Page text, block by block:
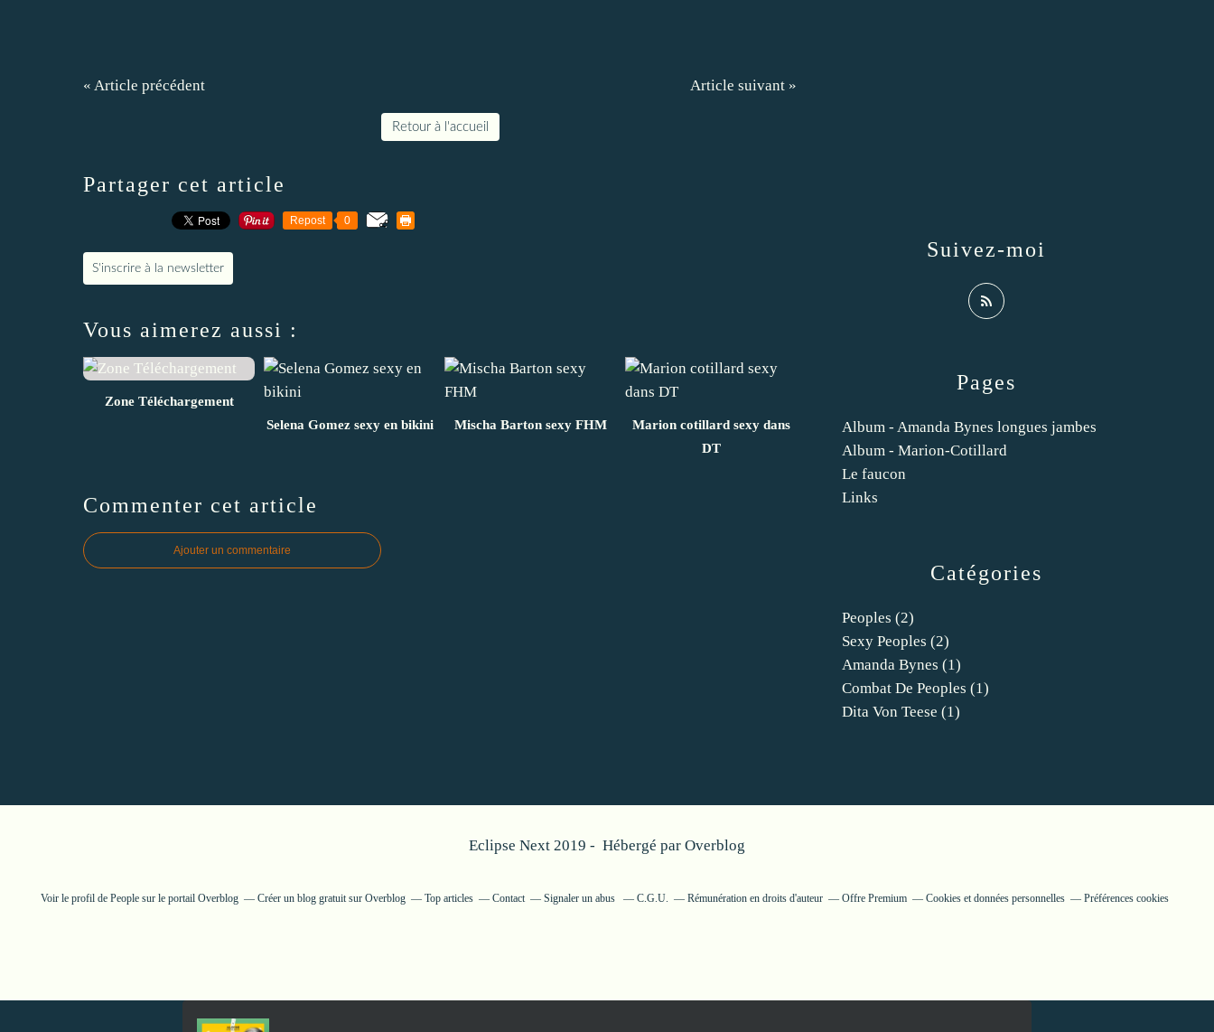
« Article précédent Article suivant »
Retour à l'accueil
Partager cet article
Repost 0
S'inscrire à la newsletter
Vous aimerez aussi :
Zone Téléchargement
Selena Gomez sexy en bikini
Mischa Barton sexy FHM
Marion cotillard sexy dans
DT
Commenter cet article
Ajouter un commentaire
Catégories
Peoples (2)
Sexy Peoples (2)
Amanda Bynes (1)
Combat De Peoples (1)
Dita Von Teese (1)
Pages
Album - Amanda Bynes longues jambes
Album - Marion-Cotillard
Le faucon
Links
Suivez-moi
Eclipse Next 2019 - Hébergé par Overblog
Voir le profil de Peoplesur le portail Overblog Créer un blog gratuit sur Overblog Top articles Contact Signaler un abus C.G.U. Rémunération en droits d'auteur Offre Premium Cookies et données personnelles Préférences cookies